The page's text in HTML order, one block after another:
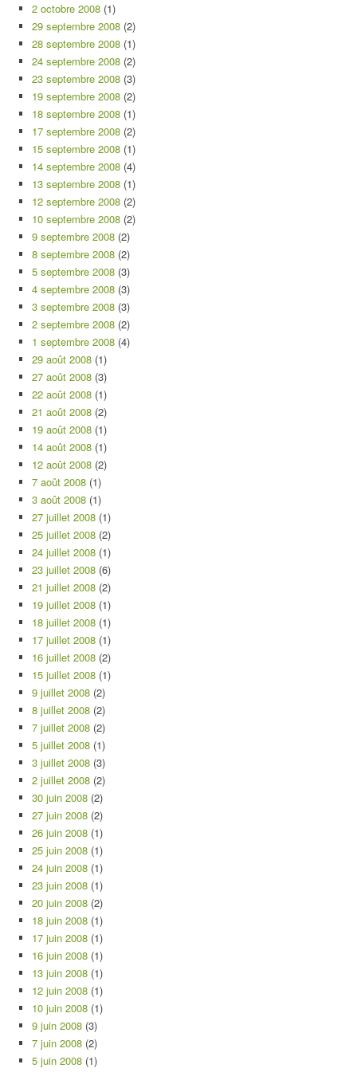
2 octobre 2008 (1)
29 septembre 2008 (2)
28 septembre 2008 (1)
24 septembre 2008 (2)
23 septembre 2008 (3)
19 septembre 2008 (2)
18 septembre 2008 (1)
17 septembre 2008 (2)
15 septembre 2008 (1)
14 septembre 2008 (4)
13 septembre 2008 (1)
12 septembre 2008 (2)
10 septembre 2008 (2)
9 septembre 2008 (2)
8 septembre 2008 (2)
5 septembre 2008 (3)
4 septembre 2008 (3)
3 septembre 2008 (3)
2 septembre 2008 (2)
1 septembre 2008 (4)
29 août 2008 (1)
27 août 2008 (3)
22 août 2008 (1)
21 août 2008 (2)
19 août 2008 (1)
14 août 2008 (1)
12 août 2008 (2)
7 août 2008 (1)
3 août 2008 (1)
27 juillet 2008 (1)
25 juillet 2008 (2)
24 juillet 2008 (1)
23 juillet 2008 (6)
21 juillet 2008 (2)
19 juillet 2008 (1)
18 juillet 2008 (1)
17 juillet 2008 (1)
16 juillet 2008 (2)
15 juillet 2008 (1)
9 juillet 2008 (2)
8 juillet 2008 (2)
7 juillet 2008 (2)
5 juillet 2008 (1)
3 juillet 2008 (3)
2 juillet 2008 (2)
30 juin 2008 (2)
27 juin 2008 (2)
26 juin 2008 (1)
25 juin 2008 (1)
24 juin 2008 (1)
23 juin 2008 (1)
20 juin 2008 (2)
18 juin 2008 (1)
17 juin 2008 (1)
16 juin 2008 (1)
13 juin 2008 (1)
12 juin 2008 (1)
10 juin 2008 (1)
9 juin 2008 (3)
7 juin 2008 (2)
5 juin 2008 (1)